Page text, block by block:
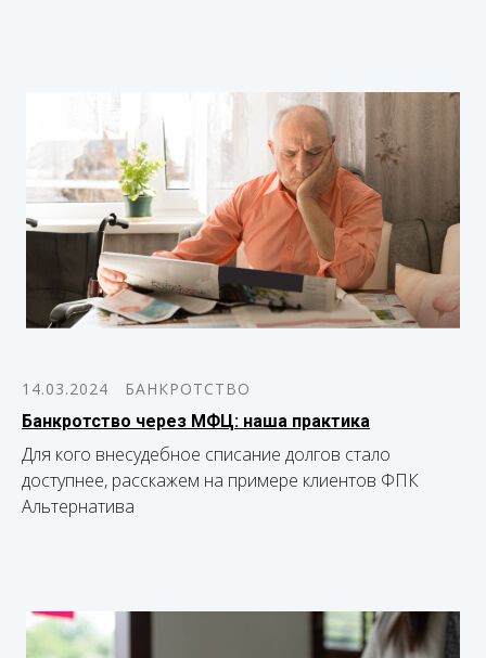
14.03.2024
БАНКРОТСТВО
Банкротство через МФЦ: наша практика
Для кого внесудебное списание долгов стало
доступнее, расскажем на примере клиентов ФПК
Альтернатива